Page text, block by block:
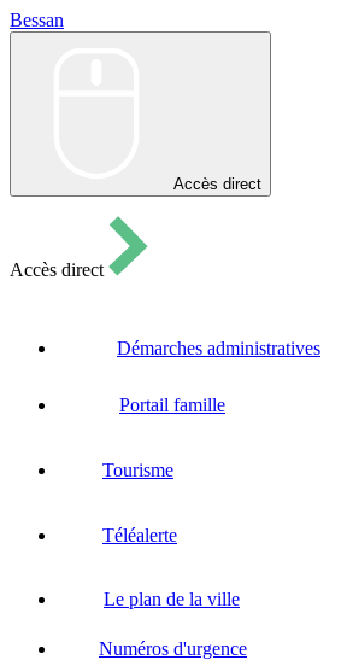
Bessan
Accès direct
Accès direct
Démarches administratives
Portail famille
Tourisme
Téléalerte
Le plan de la ville
Numéros d'urgence